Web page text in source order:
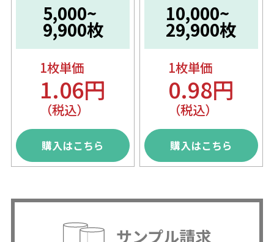
5,000~
9,900枚
1枚単価
1.06円
（税込）
購入はこちら
10,000~
29,900枚
1枚単価
0.98円
（税込）
購入はこちら
サンプル請求